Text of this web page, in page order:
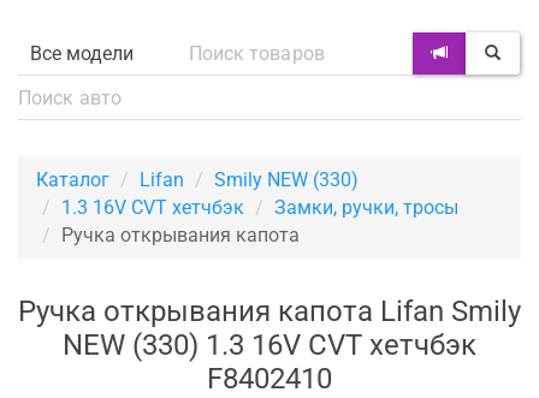
Каталог Lifan
Smily NEW (330)
1.3 16V CVT хетчбэк
Замки, ручки, тросы
Ручка открывания капота
Ручка открывания капота Lifan Smily
NEW (330) 1.3 16V CVT хетчбэк
F8402410